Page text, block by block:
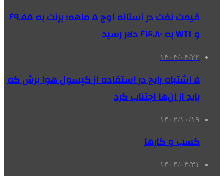
قیمت نفت در آستانه اوج ۵ ماهه؛ برنت به ۶۹.۵۵
و WTI به ۶۴.۸۰ دلار رسید
۱۴۰۴/۰۴/۲۲
۵ اشتباه رایج در استفاده از کپسول هوا برش که
باید از ان‌ها اجتناب کرد
۱۴۰۲/۱۰/۱۹
کسب و کارها
۱۴۰۴/۰۳/۳۱